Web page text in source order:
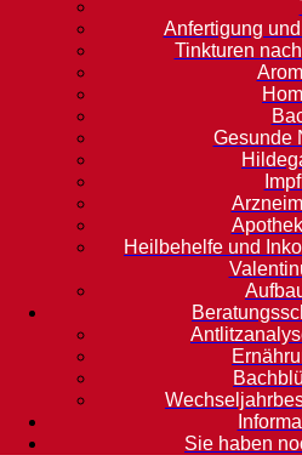
Anfertigung
Tinkturen
Gesunde
Heilbehelfe und
Sie haben